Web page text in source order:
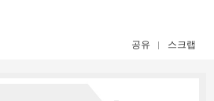
공유 스크랩